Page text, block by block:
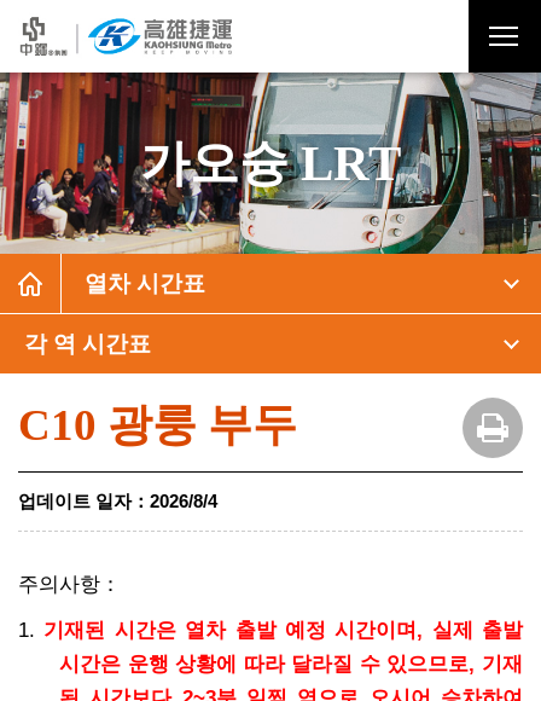
가오슝 LRT
열차 시간표
각 역 시간표
C10 광룽 부두
업데이트 일자： 2026/8/4
주의사항：
1. 기재된 시간은 열차 출발 예정 시간이며, 실제 출발
시간은 운행 상황에 따라 달라질 수 있으므로, 기재